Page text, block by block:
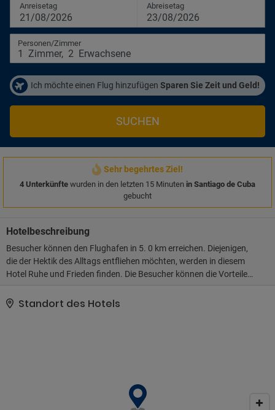
Anreisetag
21/08/2026
Abreisetag
23/08/2026
Personen/Zimmer
1 Zimmer, 2 Erwachsene
Ich möchte einen Flug hinzufügen Sparen Sie Zeit und Geld!
SUCHEN
Sehr begehrtes Ziel!
4 Unterkünfte wurden in den letzten 15 Minuten in Santiago de Cuba
gebucht
Hotelbeschreibung
Besucher können den Flughafen in 5. 0 km erreichen. Diejenigen,
die der Hektik des Alltags entfliehen möchten, werden in diesem
Hotel Ruhe und Frieden finden. Die Besucher können die Vorteile
Außerdem ist eine Rezeption vorhanden, die den ganzen Tag lang
Auswirkungen auf die Umwelt zu verringern. Es verfügt über das
Zertifikat. Für einige dieser Dienstleistungen kann eventuell eine
Standort des Hotels